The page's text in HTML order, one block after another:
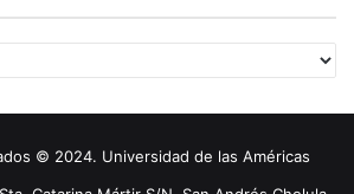
© 2024. Universidad de las Américas